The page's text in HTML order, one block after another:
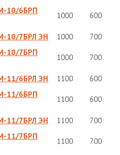
10/6БРП
1000 600
10/7БРЛ ЭН 1000
700
10/7БРП
1000 700
11/6БРЛ ЭН 1100
600
11/6БРП
1100 600
11/7БРЛ ЭН 1100
700
11/7БРП
1100 700